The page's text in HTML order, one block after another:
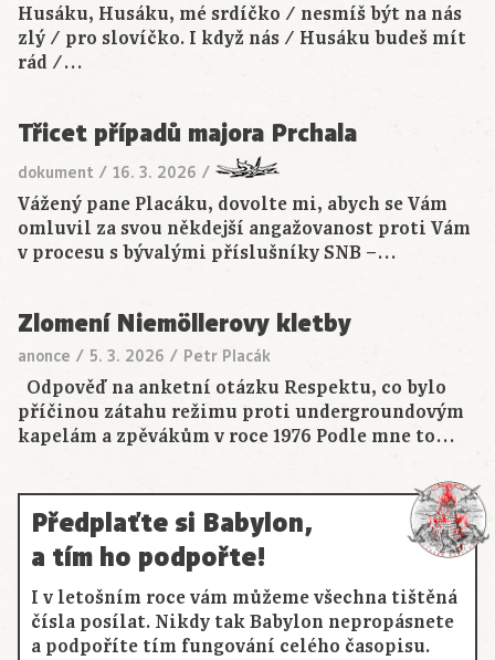
Husáku, Husáku, mé srdíčko / nesmíš být na nás
zlý / pro slovíčko. I když nás / Husáku budeš mít
rád /…
Třicet případů majora Prchala
dokument / 16. 3. 2026 /
Vážený pane Placáku, dovolte mi, abych se Vám
omluvil za svou někdejší angažovanost proti Vám
v procesu s bývalými příslušníky SNB –…
Zlomení Niemöllerovy kletby
anonce / 5. 3. 2026 / Petr Placák
Odpověď na anketní otázku Respektu, co bylo
příčinou zátahu režimu proti undergroundovým
kapelám a zpěvákům v roce 1976 Podle mne to…
Předplaťte si Babylon,
a tím ho podpořte!
I v letošním roce vám můžeme všechna tištěná
čísla posílat. Nikdy tak Babylon nepropásnete
a podpoříte tím fungování celého časopisu.